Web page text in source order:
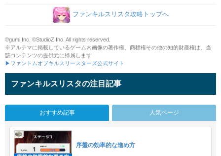
ファンキルスリスタ攻略トップへ
©gumi Inc. ©StudioZ Inc. All rights reserved.
※アルテマに掲載しているゲーム内画像の著作権、商標権その他の知的財産権は、当
該コンテンツの提供元に帰属します
▶ファントムオブキルスリースターズ公式サイト
ファンキルスリスタの注目記事
おすすめ記事 人気ページ
序盤の効率的な進め方